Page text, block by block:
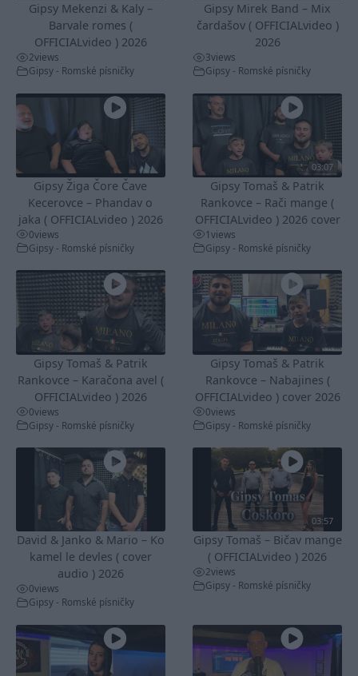
Gipsy Mekenzi & Kaly –
Barvale romes (
OFFICIALvideo ) 2026
2views
Gipsy - Romské písničky
Gipsy Mirek Band – Mix
čardašov ( OFFICIALvideo )
2026
3views
Gipsy - Romské písničky
Gipsy Žiga Čore Čave
Kecerovce – Phandav o
jaka ( OFFICIALvideo ) 2026
0views
Gipsy - Romské písničky
03:07
Gipsy Tomaš & Patrik
Rankovce – Rači mange (
OFFICIALvideo ) 2026 cover
1views
Gipsy - Romské písničky
Gipsy Tomaš & Patrik
Rankovce – Karačona avel (
OFFICIALvideo ) 2026
0views
Gipsy - Romské písničky
Gipsy Tomaš & Patrik
Rankovce – Nabajines (
OFFICIALvideo ) cover 2026
0views
Gipsy - Romské písničky
David & Janko & Mario – Ko
kamel le devles ( cover
audio ) 2026
0views
Gipsy - Romské písničky
03:57
Gipsy Tomaš – Bičav mange
( OFFICIALvideo ) 2026
2views
Gipsy - Romské písničky